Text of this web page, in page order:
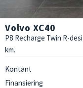
Volvo XC40
P8 Recharge Twin R-
km.
Kontant
Finansiering